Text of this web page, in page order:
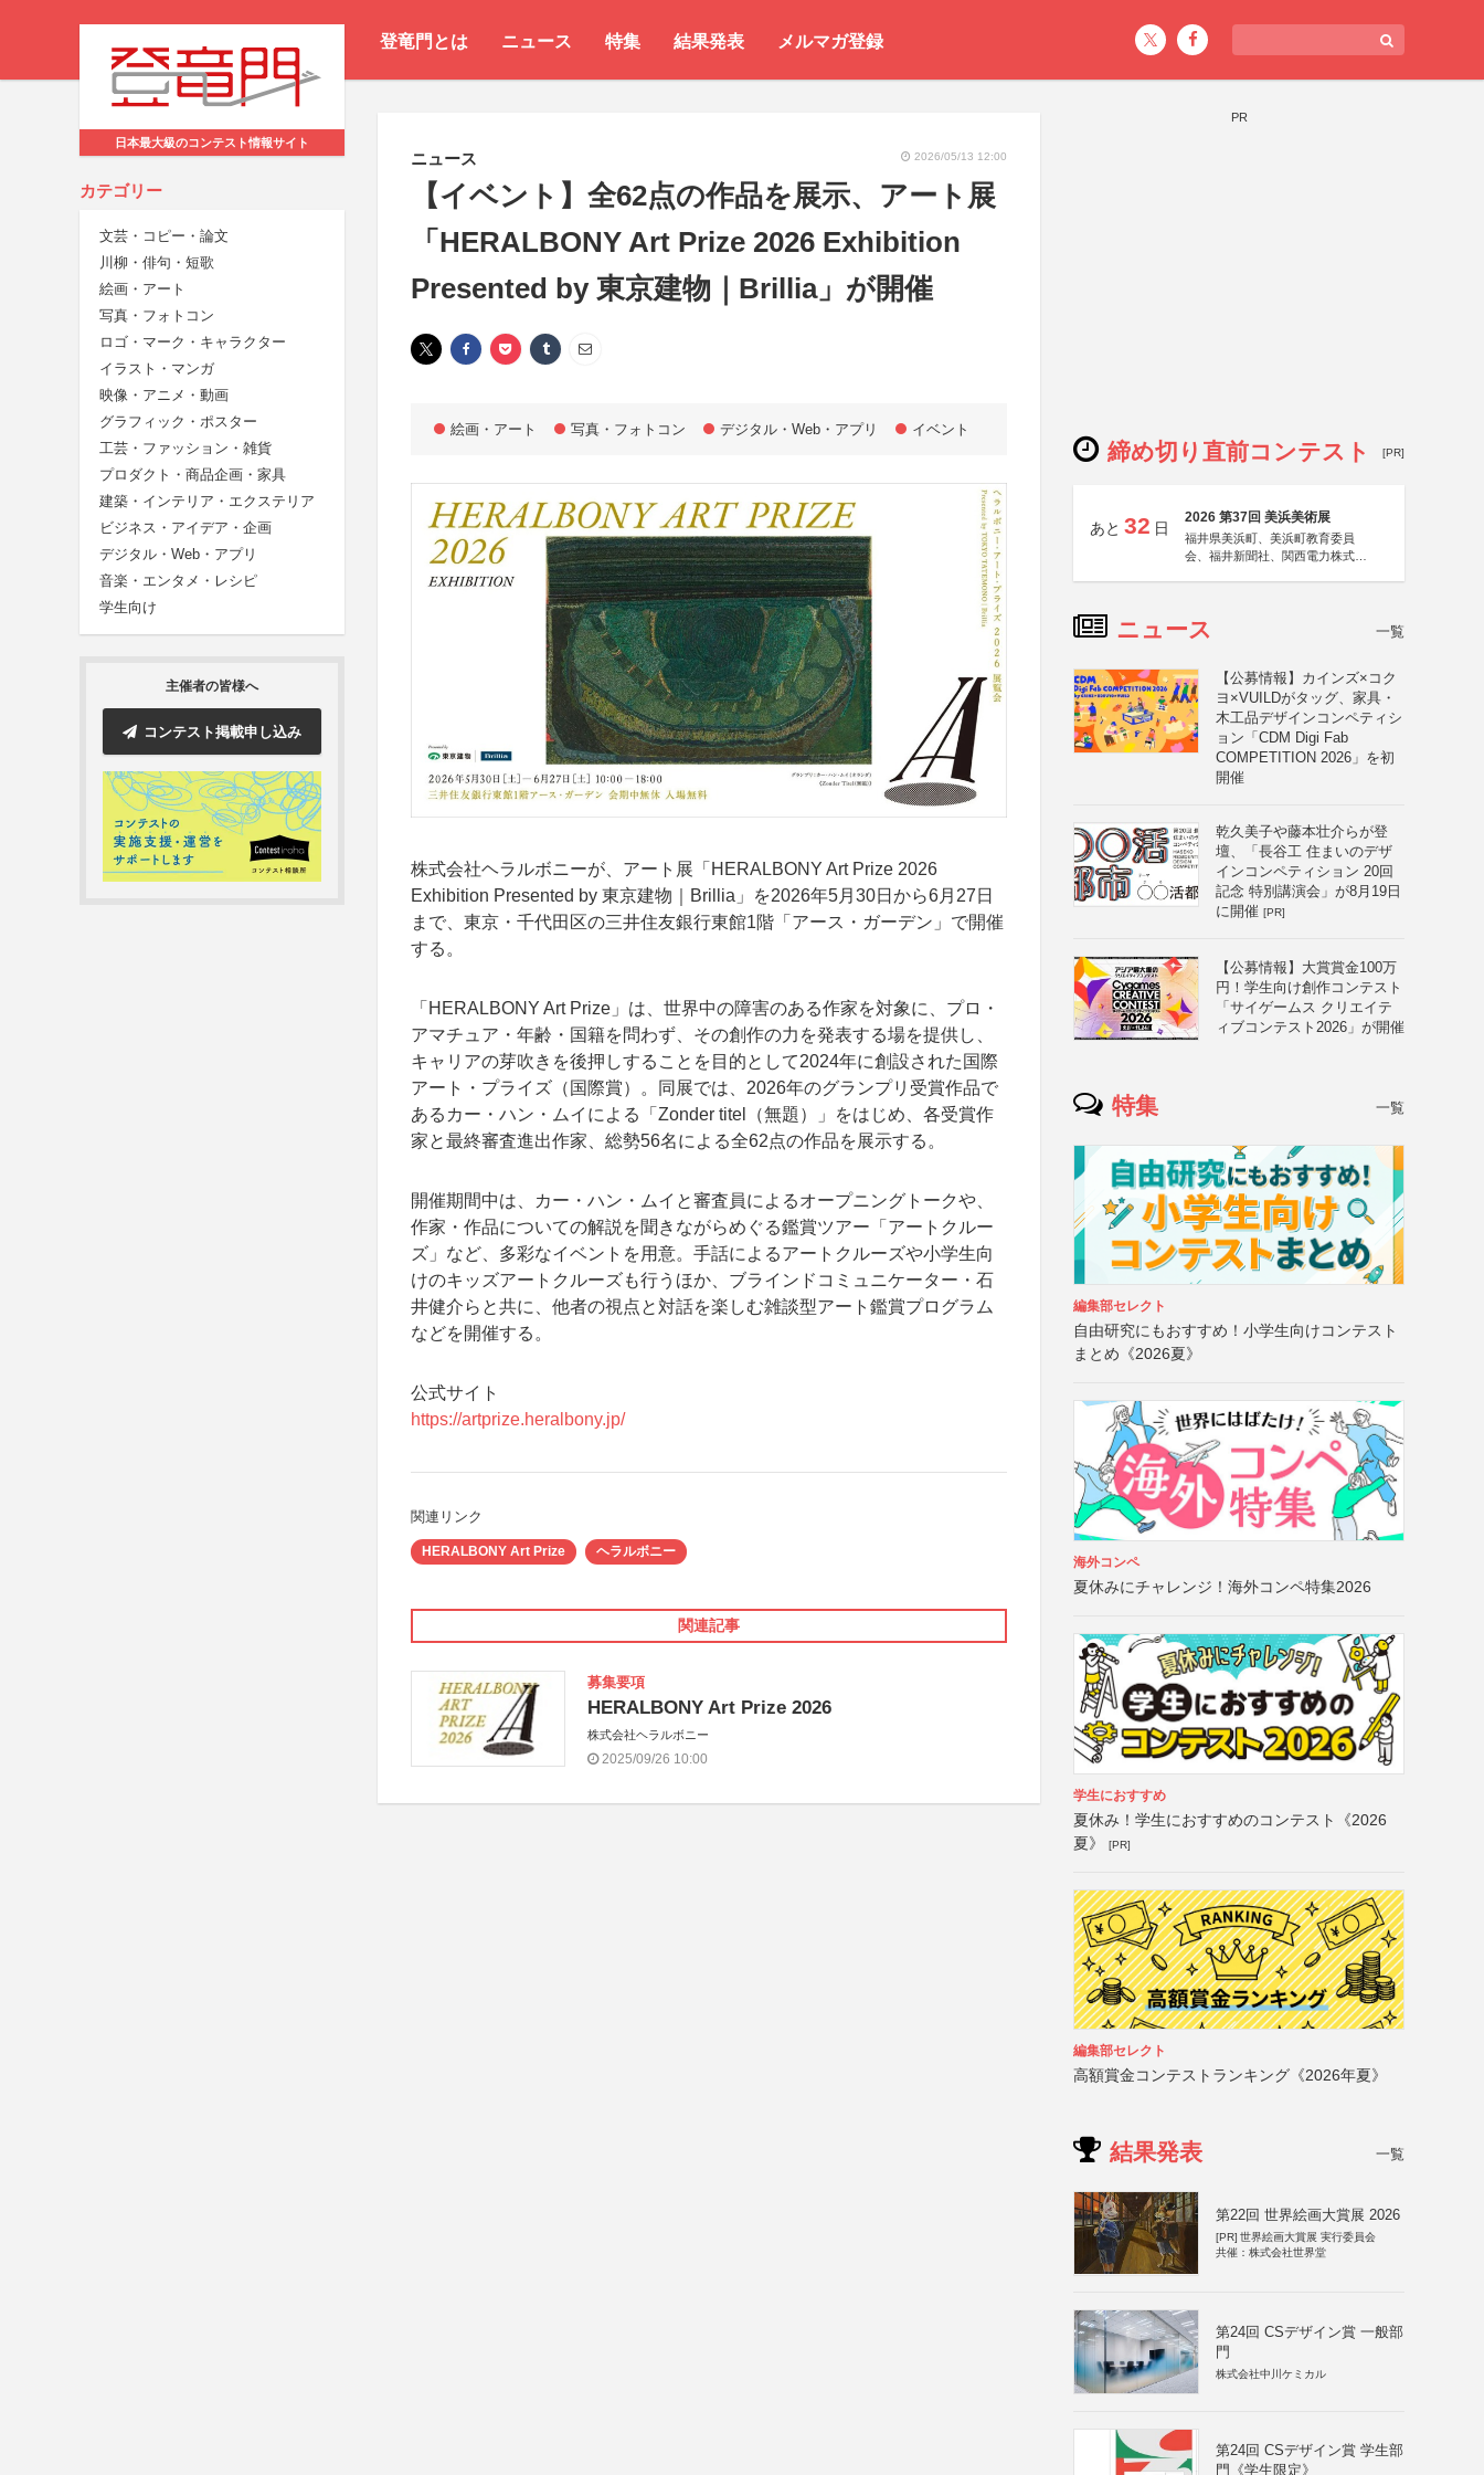
登竜門とは ニュース 特集 結果発表 メルマガ登録
日本最大級のコンテスト情報サイト
カテゴリー
文芸・コピー・論文
川柳・俳句・短歌
絵画・アート
写真・フォトコン
ロゴ・マーク・キャラクター
イラスト・マンガ
映像・アニメ・動画
グラフィック・ポスター
工芸・ファッション・雑貨
プロダクト・商品企画・家具
建築・インテリア・エクステリア
ビジネス・アイデア・企画
デジタル・Web・アプリ
音楽・エンタメ・レシピ
学生向け
主催者の皆様へ
コンテスト掲載申し込み
ニュース 2026/05/13 12:00
【イベント】全62点の作品を展示、アート展
「HERALBONY Art Prize 2026 Exhibition
Presented by 東京建物｜Brillia」が開催
絵画・アート 写真・フォトコン デジタル・Web・アプリ イベント
株式会社ヘラルボニーが、アート展「HERALBONY Art Prize 2026
Exhibition Presented by 東京建物｜Brillia」を2026年5月30日から6月27日
まで、東京・千代田区の三井住友銀行東館1階「アース・ガーデン」で開催
する。
「HERALBONY Art Prize」は、世界中の障害のある作家を対象に、プロ・
アマチュア・年齢・国籍を問わず、その創作の力を発表する場を提供し、
キャリアの芽吹きを後押しすることを目的として2024年に創設された国際
アート・プライズ（国際賞）。同展では、2026年のグランプリ受賞作品で
あるカー・ハン・ムイによる「Zonder titel（無題）」をはじめ、各受賞作
家と最終審査進出作家、総勢56名による全62点の作品を展示する。
開催期間中は、カー・ハン・ムイと審査員によるオープニングトークや、
作家・作品についての解説を聞きながらめぐる鑑賞ツアー「アートクルー
ズ」など、多彩なイベントを用意。手話によるアートクルーズや小学生向
けのキッズアートクルーズも行うほか、ブラインドコミュニケーター・石
井健介らと共に、他者の視点と対話を楽しむ雑談型アート鑑賞プログラム
などを開催する。
公式サイト
https://artprize.heralbony.jp/
関連リンク
HERALBONY Art Prize ヘラルボニー
関連記事
募集要項
HERALBONY Art Prize 2026
株式会社ヘラルボニー
2025/09/26 10:00
PR
締め切り直前コンテスト [PR]
あと 32 日
2026 第37回 美浜美術展
福井県美浜町、美浜町教育委員
会、福井新聞社、関西電力株式会
ニュース 一覧
【公募情報】カインズ×コク
ヨ×VUILDがタッグ、家具・
木工品デザインコンペティシ
ョン「CDM Digi Fab
COMPETITION 2026」を初
開催
乾久美子や藤本壮介らが登
壇、「長谷工 住まいのデザ
インコンペティション 20回
記念 特別講演会」が8月19日
に開催 [PR]
【公募情報】大賞賞金100万
円！学生向け創作コンテスト
「サイゲームス クリエイテ
ィブコンテスト2026」が開催
特集 一覧
編集部セレクト
自由研究にもおすすめ！小学生向けコンテスト
まとめ《2026夏》
海外コンペ
夏休みにチャレンジ！海外コンペ特集2026
学生におすすめ
夏休み！学生におすすめのコンテスト《2026
夏》
[PR]
編集部セレクト
高額賞金コンテストランキング《2026年夏》
結果発表 一覧
第22回 世界絵画大賞展 2026
[PR] 世界絵画大賞展 実行委員会
共催：株式会社世界堂
第24回 CSデザイン賞 一般部
門
株式会社中川ケミカル
第24回 CSデザイン賞 学生部
門《学生限定》